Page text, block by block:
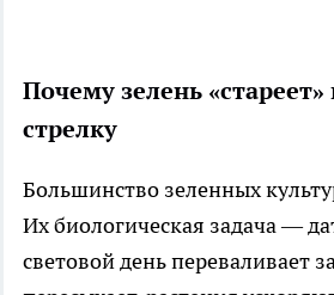
Почему зелень «стареет»
стрелку
Большинство зеленных
Их биологическая задача —
световой день переваливает